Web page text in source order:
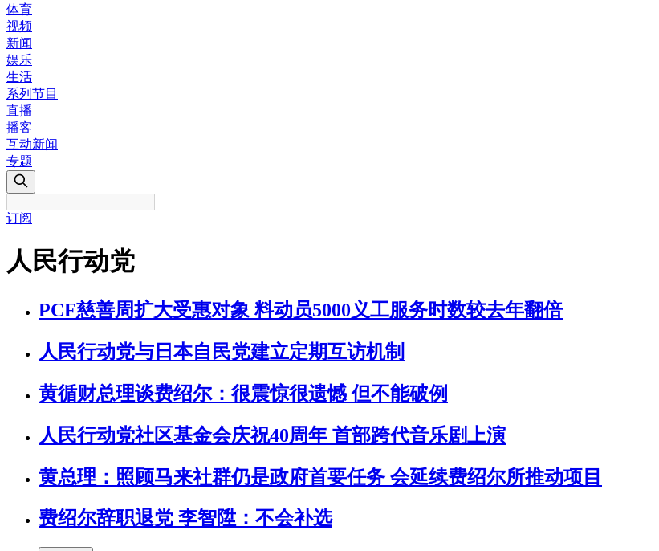
体育
视频
新闻
娱乐
生活
系列节目
直播
播客
互动新闻
专题
订阅
人民行动党
PCF慈善周扩大受惠对象 料动员5000义工服务时数较去年翻倍
人民行动党与日本自民党建立定期互访机制
黄循财总理谈费绍尔：很震惊很遗憾 但不能破例
人民行动党社区基金会庆祝40周年 首部跨代音乐剧上演
黄总理：照顾马来社群仍是政府首要任务 会延续费绍尔所推动项目
费绍尔辞职退党 李智陞：不会补选